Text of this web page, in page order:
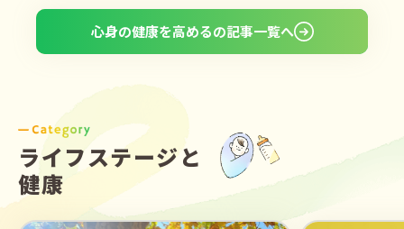
心身の健康を高めるの記事一覧へ
ライフステージと
健康